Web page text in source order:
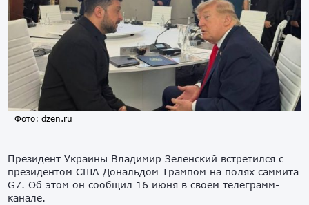
Фото: dzen.ru
Президент Украины Владимир Зеленский встретился с
президентом США Дональдом Трампом на полях саммита
G7. Об этом он сообщил 16 июня в своем телеграмм-
канале.